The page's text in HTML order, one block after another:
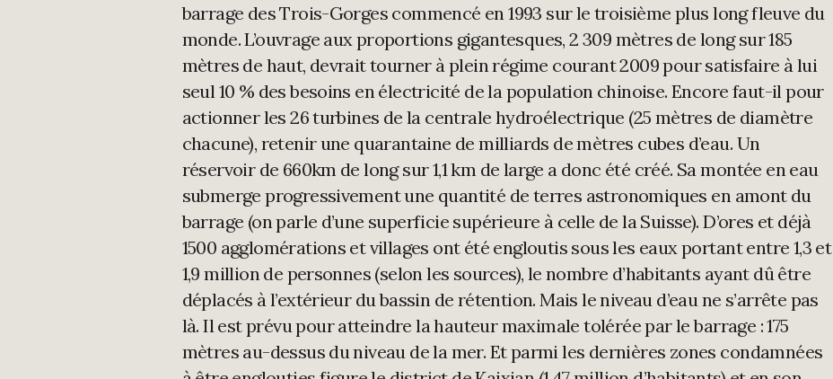
barrage des Trois-Gorges commencé en 1993 sur le troisième plus long fleuve du
monde. L’ouvrage aux proportions gigantesques, 2 309 mètres de long sur 185
mètres de haut, devrait tourner à plein régime courant 2009 pour satisfaire à lui
seul 10 % des besoins en électricité de la population chinoise. Encore faut-il pour
actionner les 26 turbines de la centrale hydroélectrique (25 mètres de diamètre
chacune), retenir une quarantaine de milliards de mètres cubes d’eau. Un
réservoir de 660km de long sur 1,1 km de large a donc été créé. Sa montée en eau
submerge progressivement une quantité de terres astronomiques en amont du
barrage (on parle d’une superficie supérieure à celle de la Suisse). D’ores et déjà
1500 agglomérations et villages ont été engloutis sous les eaux portant entre 1,3 et
1,9 million de personnes (selon les sources), le nombre d’habitants ayant dû être
déplacés à l’extérieur du bassin de rétention. Mais le niveau d’eau ne s’arrête pas
là. Il est prévu pour atteindre la hauteur maximale tolérée par le barrage : 175
mètres au-dessus du niveau de la mer. Et parmi les dernières zones condamnées